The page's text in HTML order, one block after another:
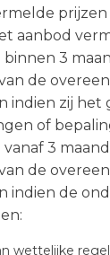
aanbod
3
de
indien zij het
of
3
de
indien de
wettelijke